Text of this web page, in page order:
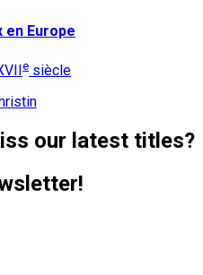
Europe
e siècle
our latest titles?